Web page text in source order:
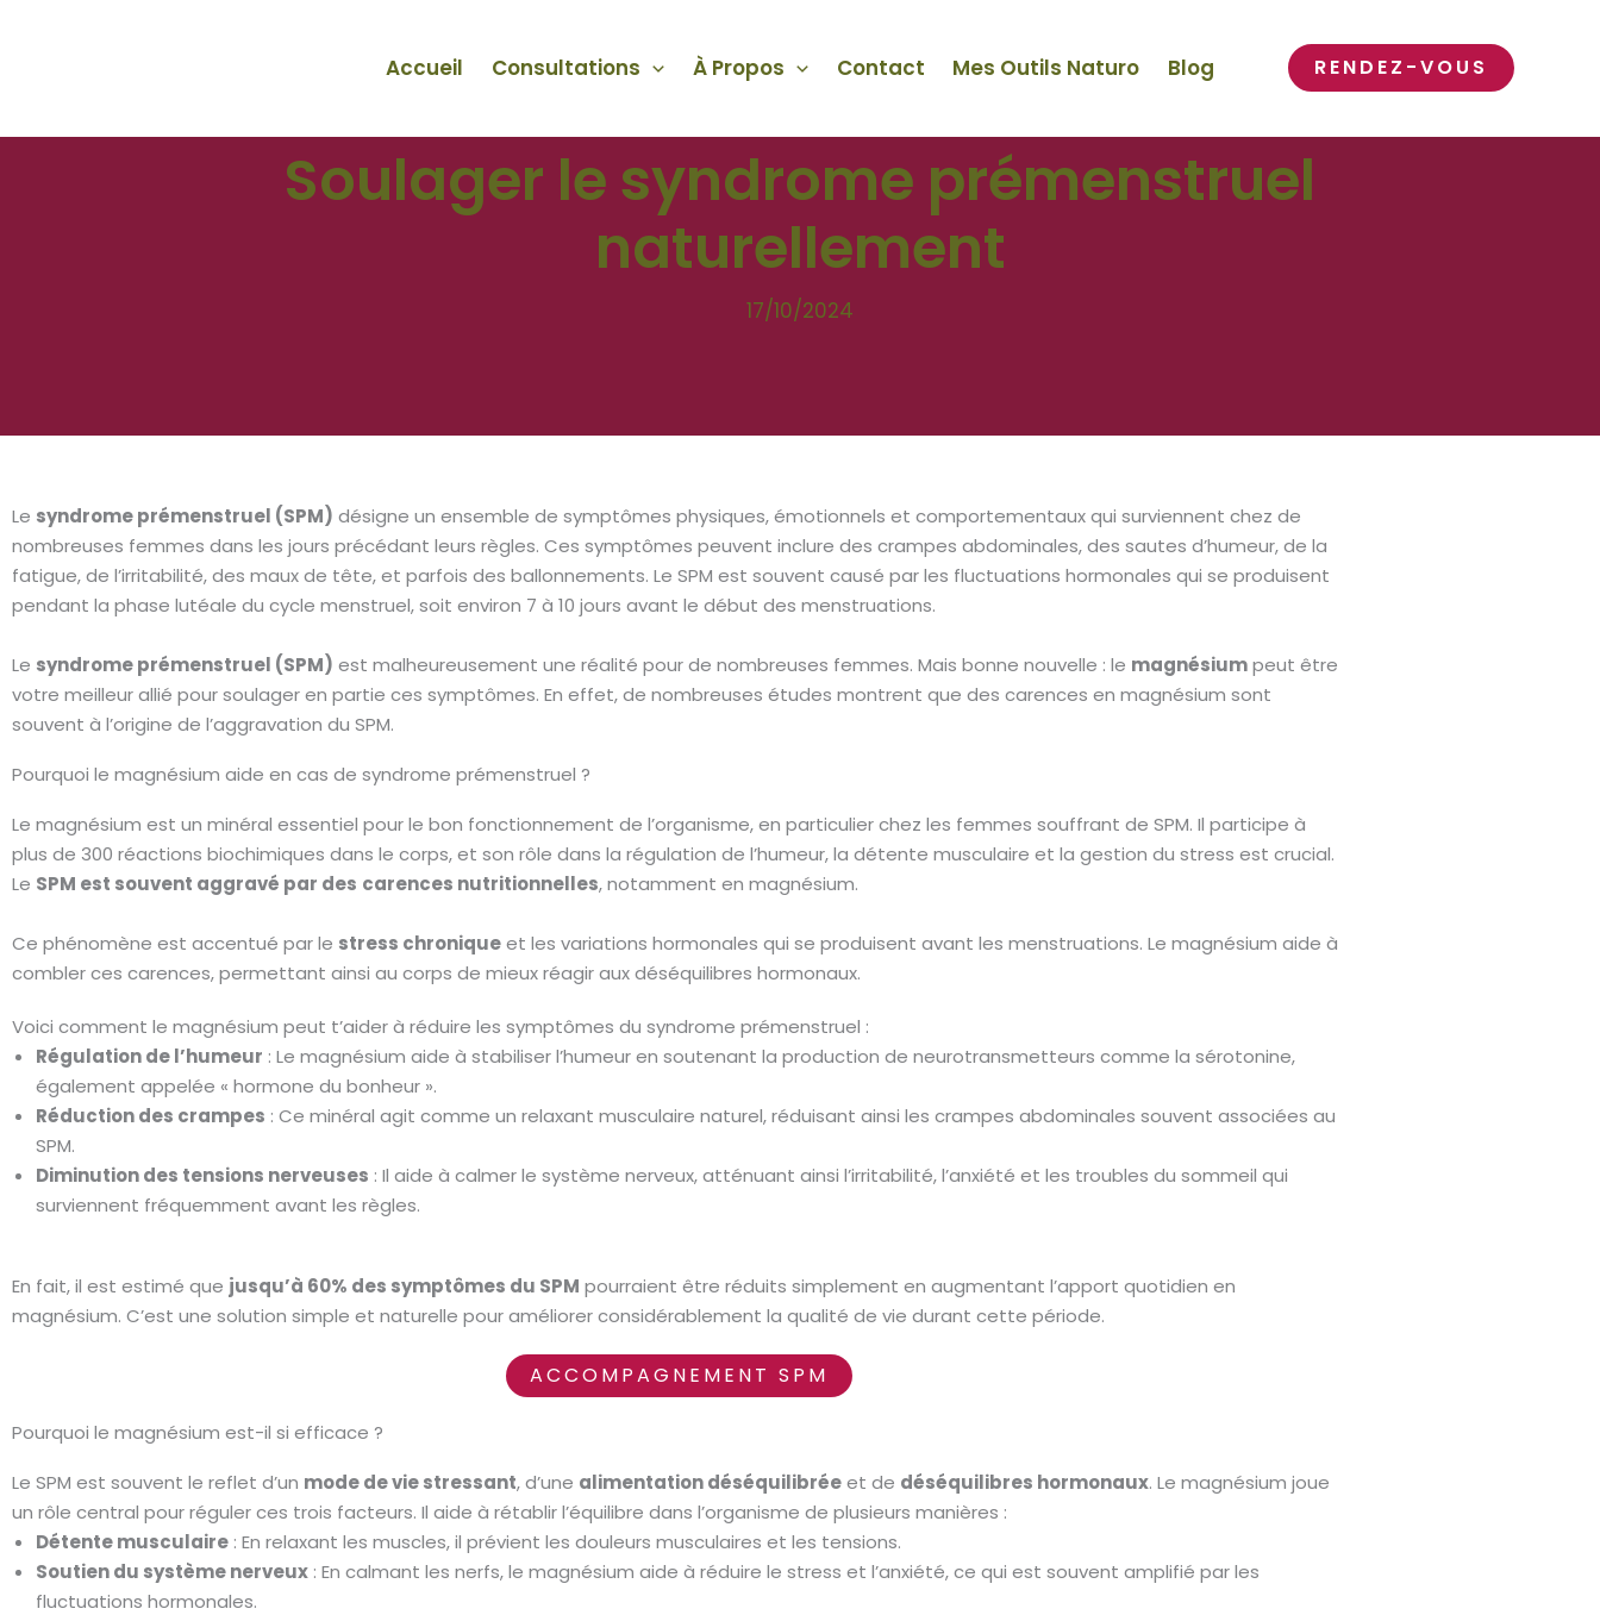
Accueil Consultations À Propos Contact Mes Outils Naturo Blog RENDEZ-VOUS
Soulager le syndrome prémenstruel
naturellement
17/10/2024
Le syndrome prémenstruel (SPM) désigne un ensemble de symptômes physiques, émotionnels et comportementaux qui surviennent chez de
nombreuses femmes dans les jours précédant leurs règles. Ces symptômes peuvent inclure des crampes abdominales, des sautes d’humeur, de la
fatigue, de l’irritabilité, des maux de tête, et parfois des ballonnements. Le SPM est souvent causé par les fluctuations hormonales qui se produisent
pendant la phase lutéale du cycle menstruel, soit environ 7 à 10 jours avant le début des menstruations.
Le syndrome prémenstruel (SPM) est malheureusement une réalité pour de nombreuses femmes. Mais bonne nouvelle : le magnésiumpeut être
votre meilleur allié pour soulager en partie ces symptômes. En effet, de nombreuses études montrent que des carences en magnésium sont
souvent à l’origine de l’aggravation du SPM.
Pourquoi le magnésium aide en cas de syndrome prémenstruel ?
Le magnésium est un minéral essentiel pour le bon fonctionnement de l’organisme, en particulier chez les femmes souffrant de SPM. Il participe à
plus de 300 réactions biochimiques dans le corps, et son rôle dans la régulation de l’humeur, la détente musculaire et la gestion du stress est crucial.
Le SPM est souvent aggravé par des carences nutritionnelles, notamment en magnésium.
Ce phénomène est accentué par le stress chroniqueet les variations hormonales qui se produisent avant les menstruations. Le magnésium aide à
combler ces carences, permettant ainsi au corps de mieux réagir aux déséquilibres hormonaux.
Voici comment le magnésium peut t’aider à réduire les symptômes du syndrome prémenstruel :
Régulation de l’humeur : Le magnésium aide à stabiliser l’humeur en soutenant la production de neurotransmetteurs comme la sérotonine,
également appelée « hormone du bonheur ».
Réduction des crampes : Ce minéral agit comme un relaxant musculaire naturel, réduisant ainsi les crampes abdominales souvent associées au
SPM.
Diminution des tensions nerveuses : Il aide à calmer le système nerveux, atténuant ainsi l’irritabilité, l’anxiété et les troubles du sommeil qui
surviennent fréquemment avant les règles.
En fait, il est estimé que jusqu’à 60% des symptômes du SPM pourraient être réduits simplement en augmentant l’apport quotidien en
magnésium. C’est une solution simple et naturelle pour améliorer considérablement la qualité de vie durant cette période.
ACCOMPAGNEMENT SPM
Pourquoi le magnésium est-il si efficace ?
Le SPM est souvent le reflet d’un mode de vie stressant, d’une alimentation déséquilibréeet de déséquilibres hormonaux. Le magnésium joue
un rôle central pour réguler ces trois facteurs. Il aide à rétablir l’équilibre dans l’organisme de plusieurs manières :
Détente musculaire : En relaxant les muscles, il prévient les douleurs musculaires et les tensions.
Soutien du système nerveux : En calmant les nerfs, le magnésium aide à réduire le stress et l’anxiété, ce qui est souvent amplifié par les
fluctuations hormonales.